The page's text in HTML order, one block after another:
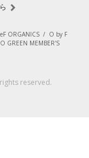
F ORGANICS/ O by F
GREEN MEMBER'S
reserved.